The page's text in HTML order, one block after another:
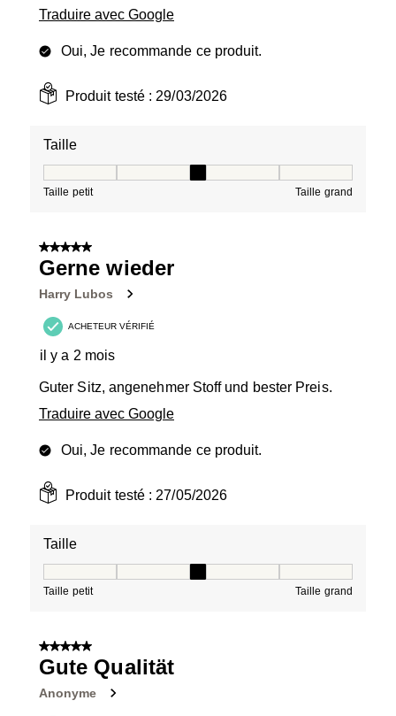
Traduire avec Google
Oui, Je recommande ce produit.
Produit testé :29/03/2026
Taille
Taille petit Taille grand
5 sur 5 étoiles.
Gerne wieder
Harry Lubos
ACHETEUR VÉRIFIÉ
il y a 2 mois
Guter Sitz, angenehmer Stoff und bester Preis.
Traduire avec Google
Oui, Je recommande ce produit.
Produit testé :27/05/2026
Taille
Taille petit Taille grand
5 sur 5 étoiles.
Gute Qualität
Anonyme